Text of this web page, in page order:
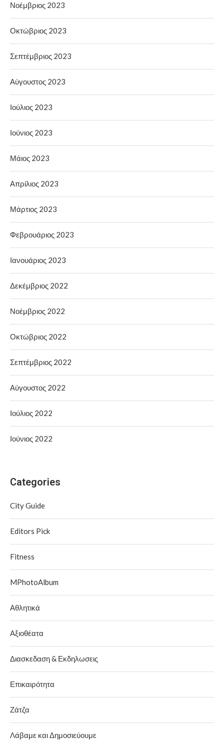
Νοέμβριος 2023
Οκτώβριος 2023
Σεπτέμβριος 2023
Αύγουστος 2023
Ιούλιος 2023
Ιούνιος 2023
Μάιος 2023
Απρίλιος 2023
Μάρτιος 2023
Φεβρουάριος 2023
Ιανουάριος 2023
Δεκέμβριος 2022
Νοέμβριος 2022
Οκτώβριος 2022
Σεπτέμβριος 2022
Αύγουστος 2022
Ιούλιος 2022
Ιούνιος 2022
Categories
City Guide
Editors Pick
Fitness
MPhotoAlbum
Αθλητικά
Αξιοθέατα
Διασκεδαση & Εκδηλωσεις
Επικαιρότητα
Ζάτζα
Λάβαμε και Δημοσιεύουμε